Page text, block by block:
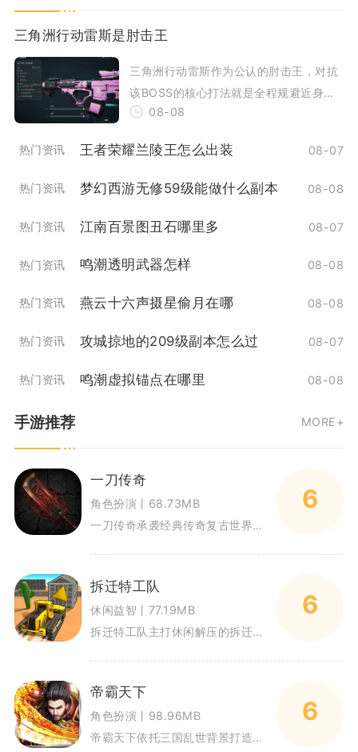
三角洲行动雷斯是肘击王
三角洲行动雷斯作为公认的肘击王，对抗
该BOSS的核心打法就是全程规避近身肘
击判定，优先清除随从护卫，依托地形卡
08-08
热门资讯 王者荣耀兰陵王怎么出装 08-07
热门资讯 梦幻西游无修59级能做什么副本 08-08
热门资讯 江南百景图丑石哪里多 08-07
热门资讯 鸣潮透明武器怎样 08-08
热门资讯 燕云十六声摄星偷月在哪 08-08
热门资讯 攻城掠地的209级副本怎么过 08-07
热门资讯 鸣潮虚拟锚点在哪里 08-08
手游推荐 MORE+
一刀传奇
角色扮演丨68.73MB
一刀传奇承袭经典传奇复古世界观，以高攻速切割战斗、自由打宝成长为核心内容，玩家将化身玛法大陆冒险者，从零开始探索多张复古
6
拆迁特工队
休闲益智丨77.19MB
拆迁特工队主打休闲解压的拆迁模拟玩法，玩家化身拆迁专员，驾驶各类工程载具完成建筑拆除任务。依靠直观触屏操控推进闯关，拆除
6
帝霸天下
角色扮演丨98.96MB
帝霸天下依托三国乱世背景打造塔防策略玩法，融合武将收集养成与战场布阵对抗。游戏采用Q版武将形象搭配复古战场场景，收录上百
6